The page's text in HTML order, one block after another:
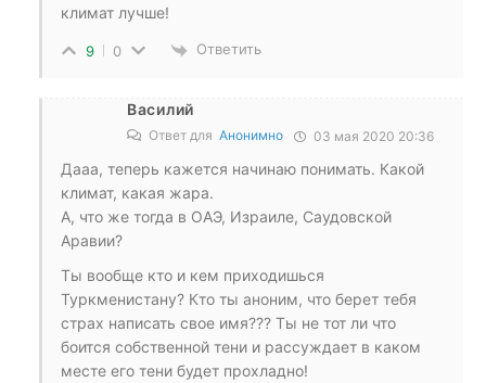
климат лучше!
9 0 Ответить
Василий
Ответ для Анонимно 03 мая 2020 20:36
Дааа, теперь кажется начинаю понимать. Какой
климат, какая жара.
А, что же тогда в ОАЭ, Израиле, Саудовской
Аравии?
Ты вообще кто и кем приходишься
Туркменистану? Кто ты аноним, что берет тебя
страх написать свое имя??? Ты не тот ли что
боится собственной тени и рассуждает в каком
месте его тени будет прохладно!